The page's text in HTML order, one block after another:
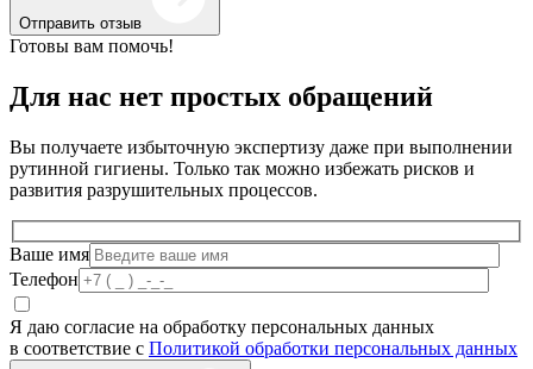
Отправить отзыв
Готовы вам помочь!
Для нас нет простых обращений
Вы получаете избыточную экспертизу даже при выполнении
рутинной гигиены. Только так можно избежать рисков и
развития разрушительных процессов.
Ваше имя
Телефон
Я даю согласие на обработку персональных данных
в соответствие с Политикой обработки персональных данных